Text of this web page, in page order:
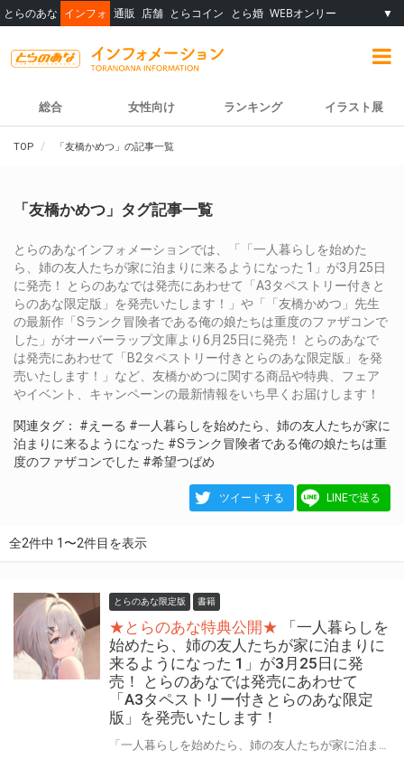
とらのあな インフォ 通販 店舗 とらコイン とら婚 WEBオンリー ▼
総合 女性向け ランキング イラスト展
TOP 「友橋かめつ」の記事一覧
「友橋かめつ」タグ記事一覧
とらのあなインフォメーションでは、「「一人暮らしを始めた
ら、姉の友人たちが家に泊まりに来るようになった 1」が3月25日
に発売！ とらのあなでは発売にあわせて「A3タペストリー付きと
らのあな限定版」を発売いたします！」や「「友橋かめつ」先生
の最新作「Sランク冒険者である俺の娘たちは重度のファザコンで
した」がオーバーラップ文庫より6月25日に発売！ とらのあなで
は発売にあわせて「B2タペストリー付きとらのあな限定版」を発
売いたします！」など、友橋かめつに関する商品や特典、フェア
やイベント、キャンペーンの最新情報をいち早くお届けします！
関連タグ： #えーる #一人暮らしを始めたら、姉の友人たちが家に
泊まりに来るようになった #Sランク冒険者である俺の娘たちは重
度のファザコンでした #希望つばめ
ツイートする LINEで送る
全2件中 1〜2件目を表示
とらのあな限定版 書籍
★とらのあな特典公開★
「一人暮らしを
始めたら、姉の友人たちが家に泊まりに
来るようになった 1」が3月25日に発
売！ とらのあなでは発売にあわせて
「A3タペストリー付きとらのあな限定
版」を発売いたします！